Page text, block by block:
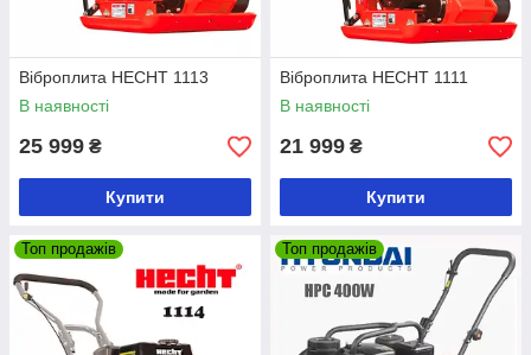
Віброплита HECHT 1113
В наявності
25 999 ₴
Купити
Віброплита HECHT 1111
В наявності
21 999 ₴
Купити
Топ продажів Топ продажів